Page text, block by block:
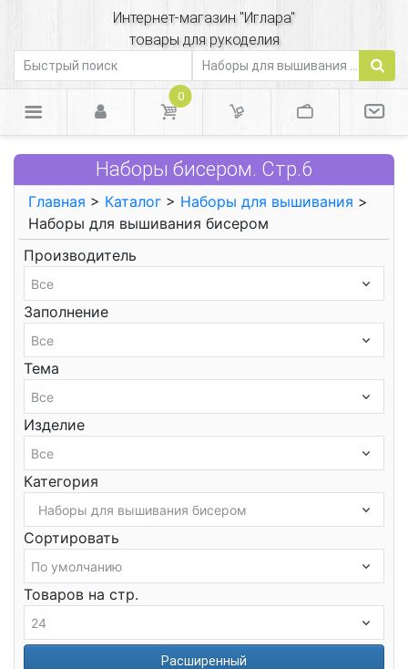
Интернет-магазин "Иглара"
товары для рукоделия
0
Наборы бисером. Стр.6
Главная > Каталог > Наборы для вышивания >
Наборы для вышивания бисером
Производитель
Заполнение
Тема
Изделие
Категория
Сортировать
Товаров на стр.
Расширенный